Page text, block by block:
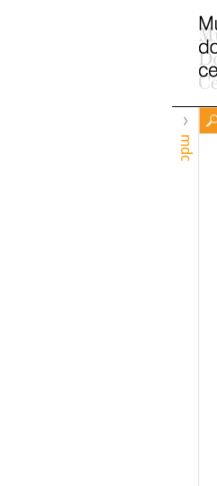
mdc